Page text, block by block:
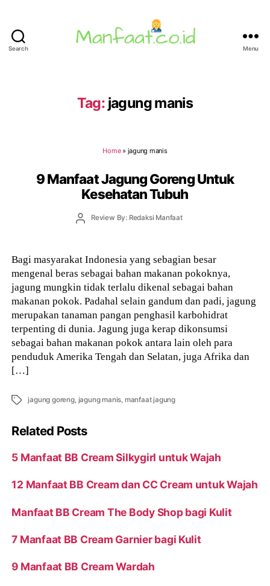
Search Menu
Tag: jagung manis
Home» jagung manis
9 Manfaat Jagung Goreng Untuk
Kesehatan Tubuh
PostReview By: Redaksi Manfaat
Bagi masyarakat Indonesia yang sebagian besar
mengenal beras sebagai bahan makanan pokoknya,
jagung mungkin tidak terlalu dikenal sebagai bahan
makanan pokok. Padahal selain gandum dan padi, jagung
merupakan tanaman pangan penghasil karbohidrat
terpenting di dunia. Jagung juga kerap dikonsumsi
sebagai bahan makanan pokok antara lain oleh para
penduduk Amerika Tengah dan Selatan, juga Afrika dan
[…]
Tags jagung goreng, jagung manis, manfaat jagung
Related Posts
5 Manfaat BB Cream Silkygirl untuk Wajah
12 Manfaat BB Cream dan CC Cream untuk Wajah
Manfaat BB Cream The Body Shop bagi Kulit
7 Manfaat BB Cream Garnier bagi Kulit
9 Manfaat BB Cream Wardah